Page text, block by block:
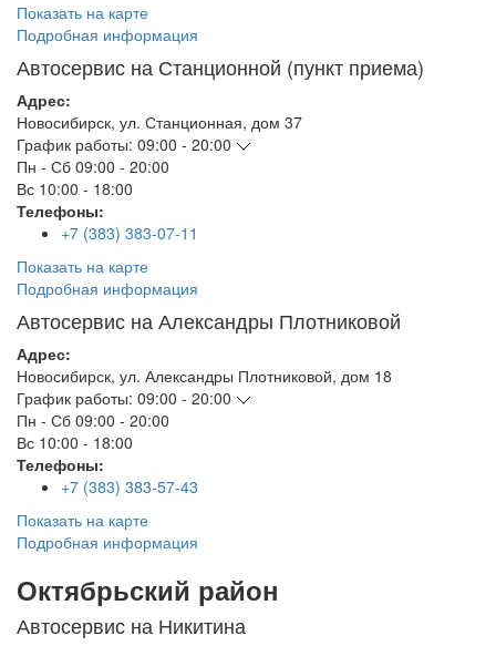
Показать на карте
Подробная информация
Автосервис на Станционной (пункт приема)
Адрес:
Новосибирск, ул. Станционная, дом 37
График работы: 09:00 - 20:00
Пн - Сб 09:00 - 20:00
Вс 10:00 - 18:00
Телефоны:
+7 (383) 383-07-11
Показать на карте
Подробная информация
Автосервис на Александры Плотниковой
Адрес:
Новосибирск, ул. Александры Плотниковой, дом 18
График работы: 09:00 - 20:00
Пн - Сб 09:00 - 20:00
Вс 10:00 - 18:00
Телефоны:
+7 (383) 383-57-43
Показать на карте
Подробная информация
Октябрьский район
Автосервис на Никитина